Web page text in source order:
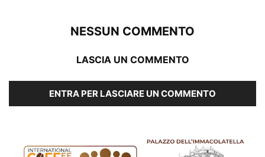
NESSUN COMMENTO
LASCIA UN COMMENTO
ENTRA PER LASCIARE UN COMMENTO